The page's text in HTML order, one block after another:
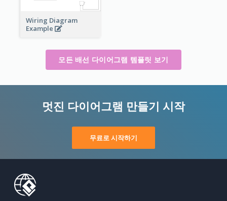
Wiring Diagram
Example
모든 배선 다이어그램 템플릿 보기
멋진 다이어그램 만들기 시작
무료로 시작하기